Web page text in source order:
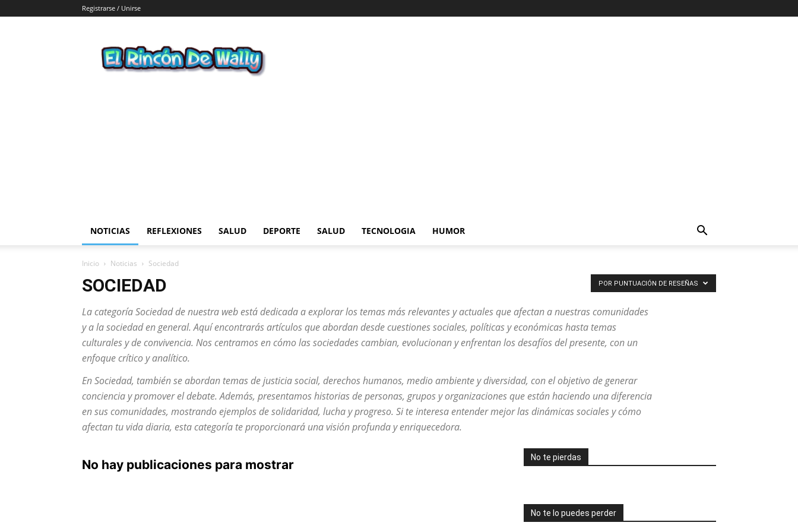
Registrarse / Unirse
Rincon
de
NOTICIAS REFLEXIONES SALUD DEPORTE SALUD TECNOLOGIA HUMOR
Inicio Noticias Sociedad
SOCIEDAD
La categoríaSociedadde nuestra web está dedicada a explorar los temas más relevantes y actuales que afectan a nuestras comunidades
y a la sociedad en general. Aquí encontrarás artículos que abordan desde cuestiones sociales, políticas y económicas hasta temas
culturales y de convivencia. Nos centramos en cómo las sociedades cambian, evolucionan y enfrentan los desafíos del presente, con un
enfoque crítico y analítico.
EnSociedad, también se abordan temas de justicia social, derechos humanos, medio ambiente y diversidad, con el objetivo de generar
conciencia y promover el debate. Además, presentamos historias de personas, grupos y organizaciones que están haciendo una diferencia
en sus comunidades, mostrando ejemplos de solidaridad, lucha y progreso. Si te interesa entender mejor las dinámicas sociales y cómo
afectan tu vida diaria, esta categoría te proporcionará una visión profunda y enriquecedora.
POR PUNTUACIÓN DE RESEÑAS
No hay publicaciones para mostrar
No te pierdas
No te lo puedes perder